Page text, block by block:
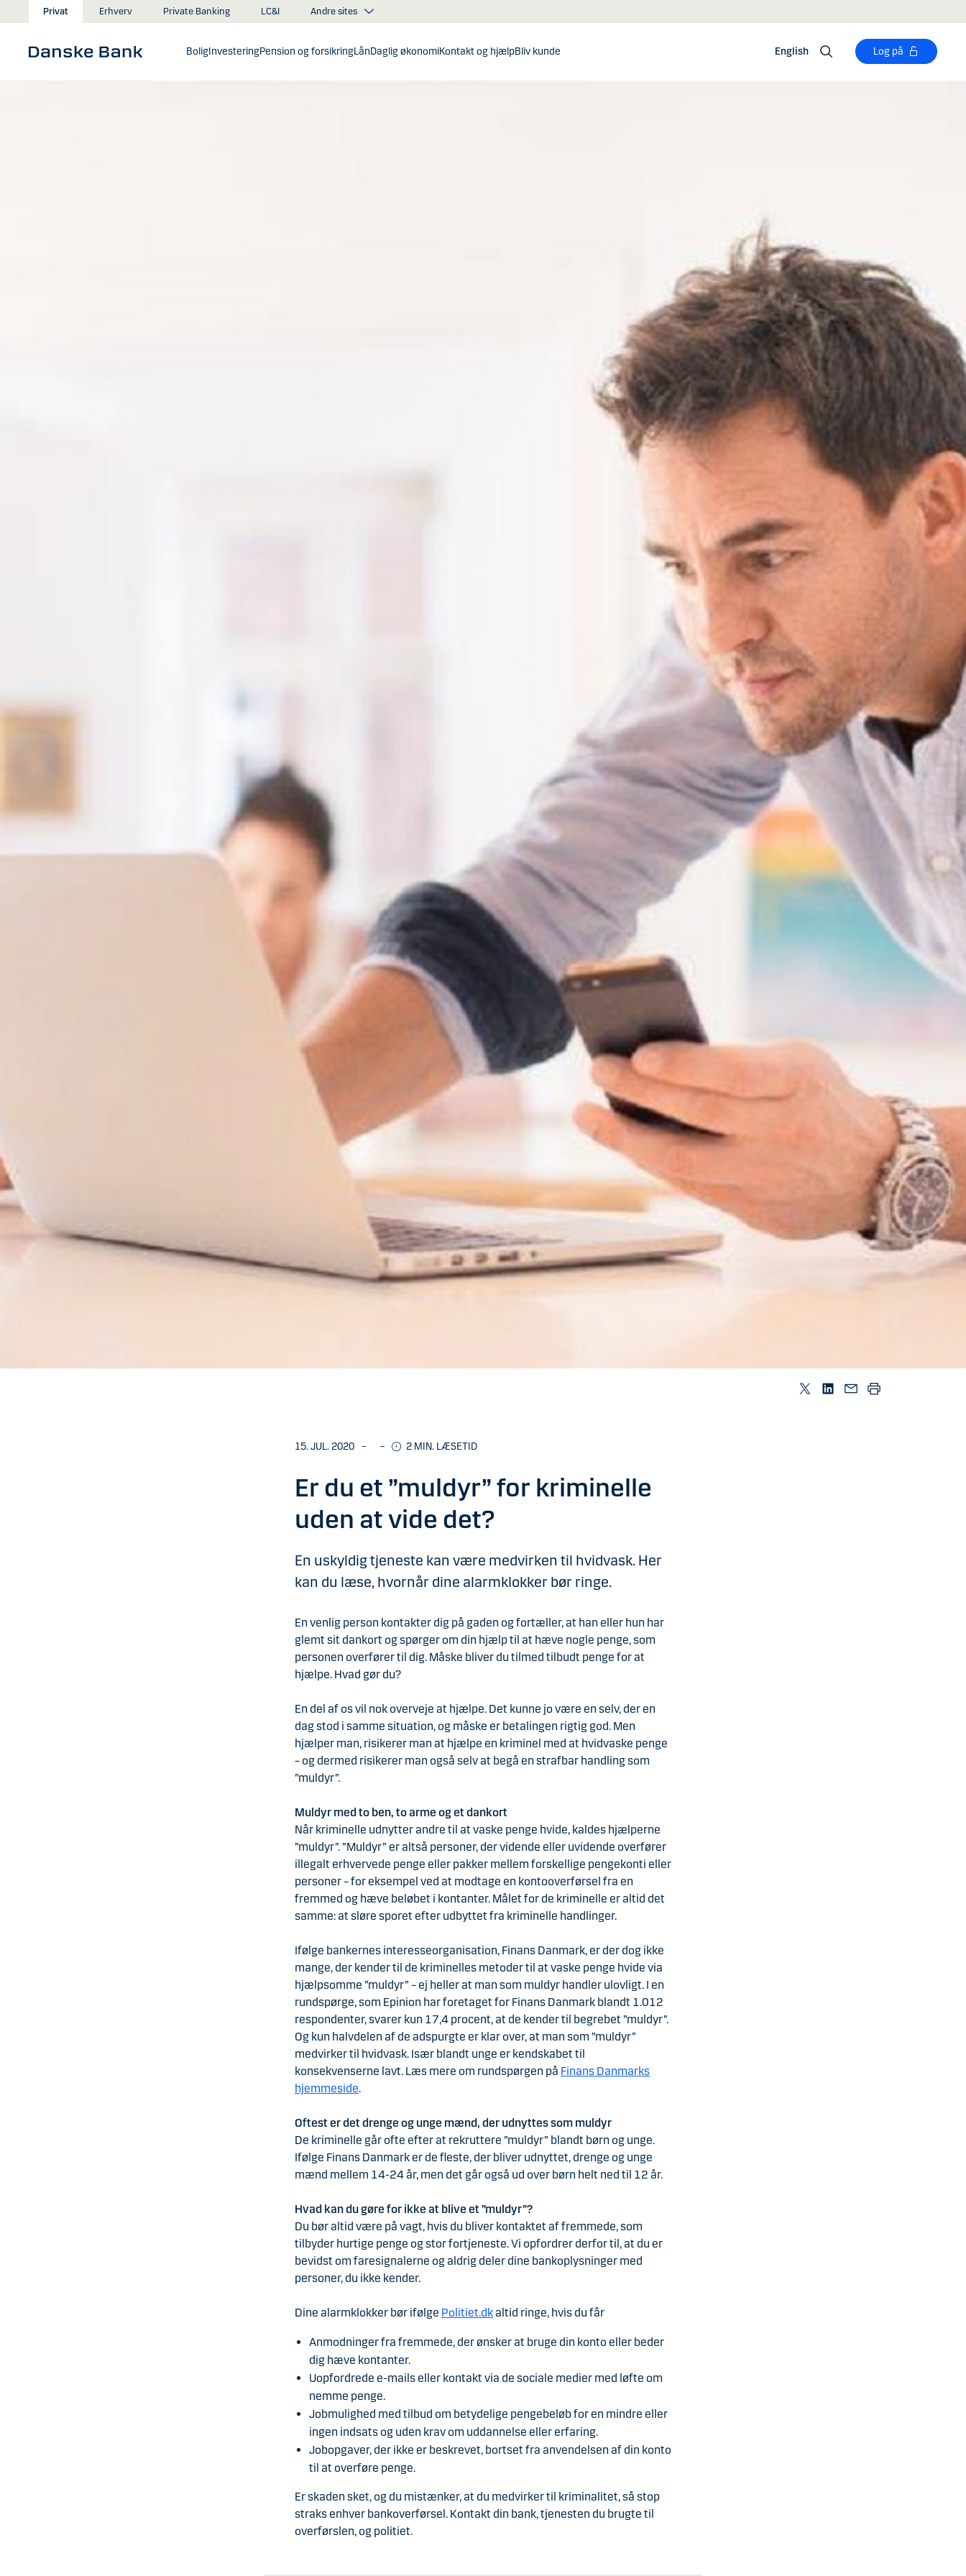
Gå til hovedindhold
Privat Erhverv Private Banking LC&I Andre sites
BoligInvesteringPension og forsikringLånDaglig økonomiKontakt og hjælpBliv kunde English Log på
15. JUL. 2020 – – 2 MIN. LÆSETID
Er du et ”muldyr” for kriminelle
uden at vide det?
En uskyldig tjeneste kan være medvirken til hvidvask. Her
kan du læse, hvornår dine alarmklokker bør ringe.
En venlig person kontakter dig på gaden og fortæller, at han eller hun har
glemt sit dankort og spørger om din hjælp til at hæve nogle penge, som
personen overfører til dig. Måske bliver du tilmed tilbudt penge for at
hjælpe. Hvad gør du?
En del af os vil nok overveje at hjælpe. Det kunne jo være en selv, der en
dag stod i samme situation, og måske er betalingen rigtig god. Men
hjælper man, risikerer man at hjælpe en kriminel med at hvidvaske penge
– og dermed risikerer man også selv at begå en strafbar handling som
”muldyr”.
Muldyr med to ben, to arme og et dankort
Når kriminelle udnytter andre til at vaske penge hvide, kaldes hjælperne
”muldyr”. ”Muldyr” er altså personer, der vidende eller uvidende overfører
illegalt erhvervede penge eller pakker mellem forskellige pengekonti eller
personer – for eksempel ved at modtage en kontooverførsel fra en
fremmed og hæve beløbet i kontanter. Målet for de kriminelle er altid det
samme: at sløre sporet efter udbyttet fra kriminelle handlinger.
Ifølge bankernes interesseorganisation, Finans Danmark, er der dog ikke
mange, der kender til de kriminelles metoder til at vaske penge hvide via
hjælpsomme ”muldyr” – ej heller at man som muldyr handler ulovligt. I en
rundspørge, som Epinion har foretaget for Finans Danmark blandt 1.012
respondenter, svarer kun 17,4 procent, at de kender til begrebet ”muldyr”.
Og kun halvdelen af de adspurgte er klar over, at man som ”muldyr”
medvirker til hvidvask. Især blandt unge er kendskabet til
konsekvenserne lavt. Læs mere om rundspørgen på Finans Danmarks
hjemmeside.
Oftest er det drenge og unge mænd, der udnyttes som muldyr
De kriminelle går ofte efter at rekruttere ”muldyr” blandt børn og unge.
Ifølge Finans Danmark er de fleste, der bliver udnyttet, drenge og unge
mænd mellem 14-24 år, men det går også ud over børn helt ned til 12 år.
Hvad kan du gøre for ikke at blive et ”muldyr”?
Du bør altid være på vagt, hvis du bliver kontaktet af fremmede, som
tilbyder hurtige penge og stor fortjeneste. Vi opfordrer derfor til, at du er
bevidst om faresignalerne og aldrig deler dine bankoplysninger med
personer, du ikke kender.
Dine alarmklokker bør ifølge Politiet.dkaltid ringe, hvis du får
Anmodninger fra fremmede, der ønsker at bruge din konto eller beder
dig hæve kontanter.
Uopfordrede e-mails eller kontakt via de sociale medier med løfte om
nemme penge.
Jobmulighed med tilbud om betydelige pengebeløb for en mindre eller
ingen indsats og uden krav om uddannelse eller erfaring.
Jobopgaver, der ikke er beskrevet, bortset fra anvendelsen af din konto
til at overføre penge.
Er skaden sket, og du mistænker, at du medvirker til kriminalitet, så stop
straks enhver bankoverførsel. Kontakt din bank, tjenesten du brugte til
overførslen, og politiet.